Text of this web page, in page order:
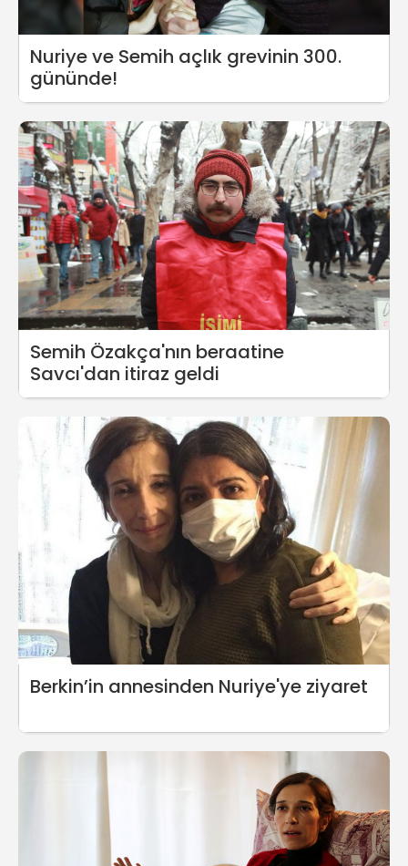
Nuriye ve Semih açlık grevinin 300.
gününde!
Semih Özakça'nın beraatine
Savcı'dan itiraz geldi
Berkin’in annesinden Nuriye'ye ziyaret